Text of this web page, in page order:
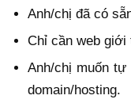
Anh/chị đã có
Chỉ cần web giới
Anh/chị muốn
domain/hosting.